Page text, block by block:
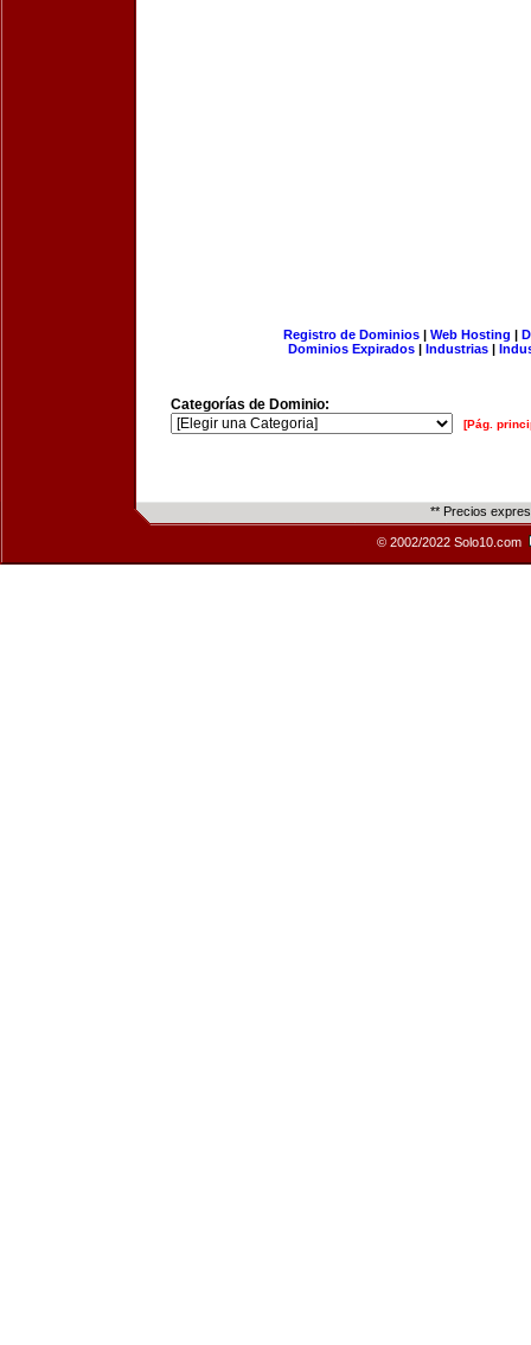
Registro de Dominios| Web Hosting |
Dominios Expirados | Industrias |
Categorías de Dominio:
[Pág.
** Precios
© 2002/2022 Solo10.com